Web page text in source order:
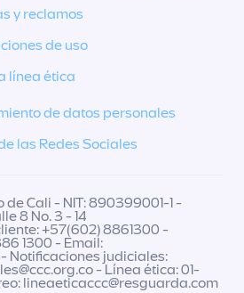
y reclamos
de uso
línea ética
de datos personales
las Redes Sociales
Cali - NIT: 890399001-1 -
8 No. 3 - 14
+57(602) 8861300 -
1300 - Email:
- Notificaciones judiciales:
- Línea ética: 01-
lineaeticaccc@resguarda.com